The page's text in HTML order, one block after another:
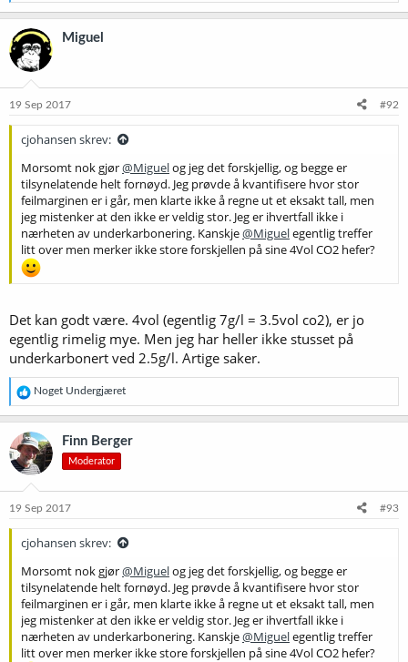
a
k
s
o
e
Miguel
19 Sep 2017 #92
cjohansen skrev:
Morsomt nok gjør@Miguelog jeg det forskjellig, og begge er
tilsynelatende helt fornøyd. Jeg prøvde å kvantifisere hvor stor
feilmarginen er i går, men klarte ikke å regne ut et eksakt tall, men
jeg mistenker at den ikke er veldig stor. Jeg er ihvertfall ikke i
nærheten av underkarbonering. Kanskje@Miguelegentlig treffer
litt over men merker ikke store forskjellen på sine 4Vol CO2 hefer?
Det kan godt være. 4vol (egentlig 7g/l = 3.5vol co2), er jo
egentlig rimelig mye. Men jeg har heller ikke stusset på
underkarbonert ved 2.5g/l. Artige saker.
R
e
a
k
s
j
o
e
Noget Undergjæret
Finn Berger
Moderator
19 Sep 2017 #93
cjohansen skrev:
Morsomt nok gjør@Miguelog jeg det forskjellig, og begge er
tilsynelatende helt fornøyd. Jeg prøvde å kvantifisere hvor stor
feilmarginen er i går, men klarte ikke å regne ut et eksakt tall, men
jeg mistenker at den ikke er veldig stor. Jeg er ihvertfall ikke i
nærheten av underkarbonering. Kanskje@Miguelegentlig treffer
litt over men merker ikke store forskjellen på sine 4Vol CO2 hefer?